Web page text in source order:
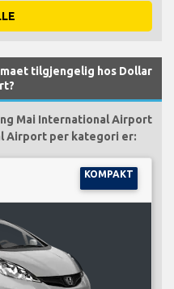
tilgjengelig hos Dollar
Mai International Airport
Airport per kategori er:
KOMPAKT